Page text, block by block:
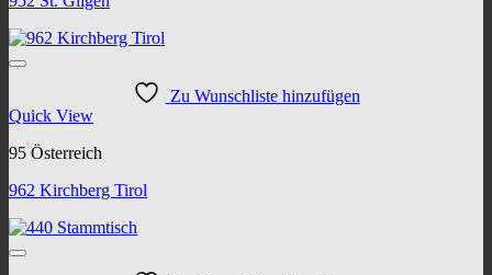
Zu Wunschliste hinzufügen
Quick View
95 Österreich
962 Kirchberg Tirol